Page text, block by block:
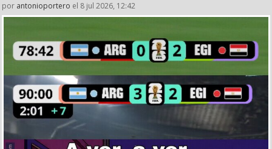
por antonioportero el 8 jul 2026, 12:42